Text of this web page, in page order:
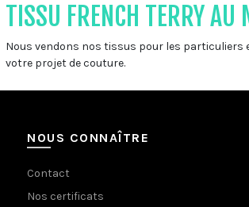
TISSU FRENCH TERRY AU
Nous vendons nos tissus pour les particuliers
votre projet de couture.
NOUS CONNAÎTRE
Contact
Nos certificats